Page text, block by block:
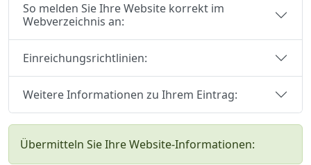
So melden Sie Ihre Website korrekt im
Webverzeichnis an:
Einreichungsrichtlinien:
Weitere Informationen zu Ihrem Eintrag:
Übermitteln Sie Ihre Website-Informationen: